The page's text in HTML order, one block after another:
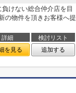
けない総合仲介店を目
の物件を頂きお客様へ提
詳細
検討リスト
を見る 追加する